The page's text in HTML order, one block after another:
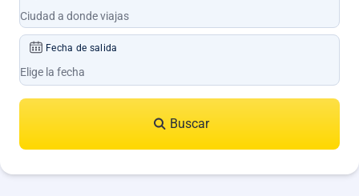
Fecha de salida
Buscar